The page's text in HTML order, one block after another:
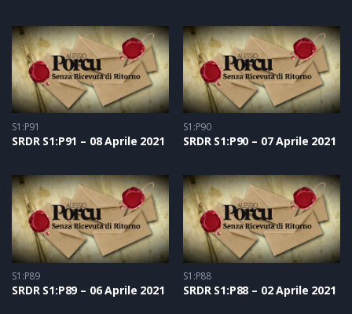
S1:P91
SRDR S1:P91 – 08 Aprile 2021
S1:P90
SRDR S1:P90 – 07 Aprile 2021
S1:P89
SRDR S1:P89 – 06 Aprile 2021
S1:P88
SRDR S1:P88 – 02 Aprile 2021